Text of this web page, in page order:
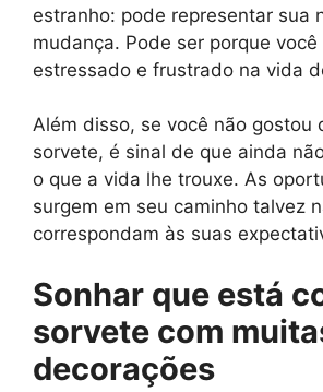
estranho: pode representar sua
mudança. Pode ser porque você
estressado e frustrado na vida
Além disso, se você não gostou
sorvete, é sinal de que ainda
o que a vida lhe trouxe. As
surgem em seu caminho talvez
correspondam às suas
Sonhar que está
sorvete com
decorações